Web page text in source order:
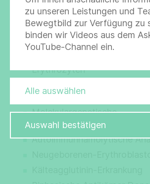
speziellen serologischen
unter anderem folgende
können:
Erythrozyten
Blutgruppenbestimmung
Molekulargenetische
Blutgruppenbestimmung
Autoimmunhämolytische
zu unseren Leistungen und
Bewegtbild zur Verfügung zu
binden wir Videos aus dem
YouTube-Channel ein.
Alle auswählen
Auswahl bestätigen